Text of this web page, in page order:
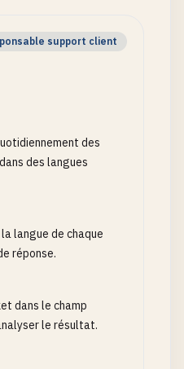
support client
des
des langues
langue de chaque
réponse.
dans le champ
le résultat.